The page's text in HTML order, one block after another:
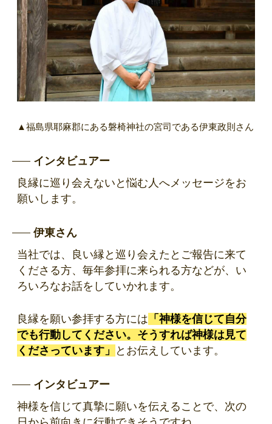
▲福島県耶麻郡にある磐椅神社の宮司である伊東政則さん
インタビュアー
良縁に巡り会えないと悩む人へメッセージをお
願いします。
伊東さん
当社では、良い縁と巡り会えたとご報告に来て
くださる方、毎年参拝に来られる方などが、い
ろいろなお話をしていかれます。
良縁を願い参拝する方には 「神様を信じて自分
でも行動してください。そうすれば神様は見て
くださっています」
とお伝えしています。
インタビュアー
神様を信じて真摯に願いを伝えることで、次の